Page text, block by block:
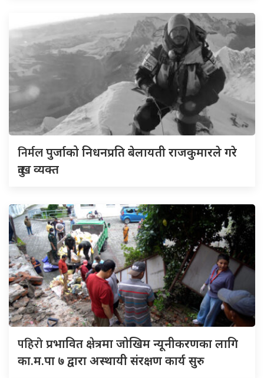
निर्मलपुर्जाको निधनप्रति बेलायती राजकुमारले गरे
दुःख व्यक्त
पहिरोप्रभावित क्षेत्रमा जोखिम न्यूनीकरणका लागि
का.म.पा ७ द्वारा अस्थायी संरक्षण कार्य सुरु